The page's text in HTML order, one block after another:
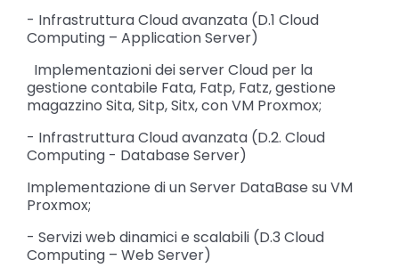
- Infrastruttura Cloud avanzata (D.1 Cloud
Computing – Application Server)
Implementazioni dei server Cloud per la
gestione contabile Fata, Fatp, Fatz, gestione
magazzino Sita, Sitp, Sitx, con VM Proxmox;
- Infrastruttura Cloud avanzata (D.2. Cloud
Computing - Database Server)
Implementazione di un Server DataBase su VM
Proxmox;
- Servizi web dinamici e scalabili (D.3 Cloud
Computing – Web Server)